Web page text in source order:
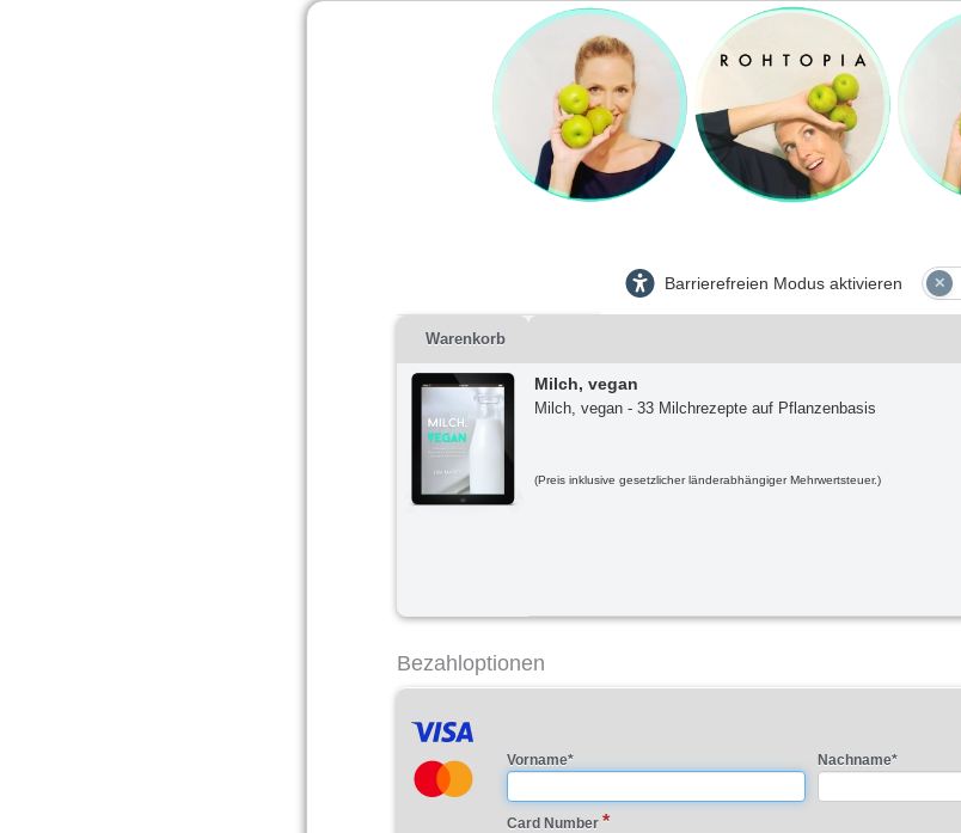
Barrierefreien Modus aktivieren
Warenkorb
Milch, vegan
Milch, vegan - 33 Milchrezepte auf Pflanzenbasis
(Preis inklusive gesetzlicher länderabhängiger Mehrwertsteuer.)
Bezahloptionen
Vorname* Nachname*
Card Number